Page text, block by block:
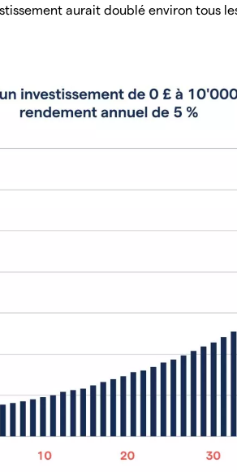
aurait doublé environ tous